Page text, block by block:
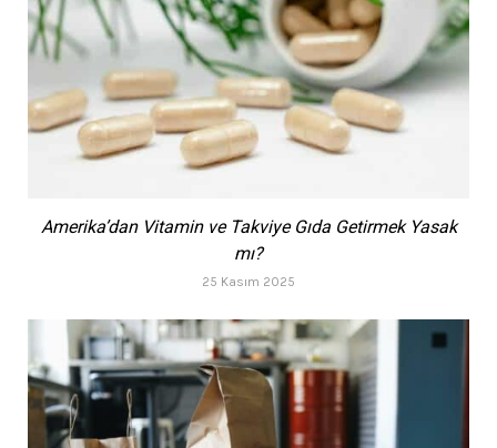
Amerika’dan Vitamin ve Takviye Gıda Getirmek Yasak
mı?
25 Kasım 2025